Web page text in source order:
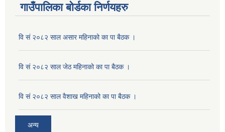
गाउँपालिका बोर्डका निर्णयहरु
वि सं २०८२ साल असार महिनाको का पा बैठक ।
वि सं २०८२ साल जेठ महिनाको का पा बैठक ।
वि सं २०८२ साल वैशाख महिनाको का पा बैठक ।
अन्य